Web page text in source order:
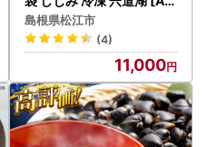
BS001]
島根県松江市
(4)
11,000